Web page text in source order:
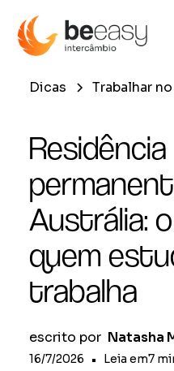
Dicas Trabalhar
Residência
Austrália:
quem
trabalha
escrito por Natasha
16/7/2026 • Leia em7